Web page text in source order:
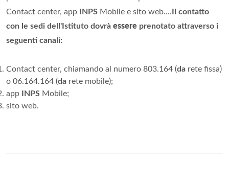
Contact center, app
INPS Mobile e sito web.... Il contatto
con le sedi dell'Istituto dovrà essere prenotato attraverso i
seguenti canali:
Contact center, chiamando al numero 803.164 (da rete fissa)
o 06.164.164 (da rete mobile);
app
INPS Mobile;
sito web.